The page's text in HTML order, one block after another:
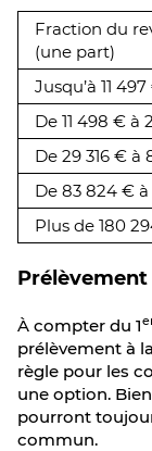
Fraction du
(une part)
Jusqu’à 11
De 11 498 € à
De 29 316 € à
De 83 824 €
Plus de 180
Prélèvement
À compter du 1
prélèvement à
règle pour les
une option.
pourront
commun.